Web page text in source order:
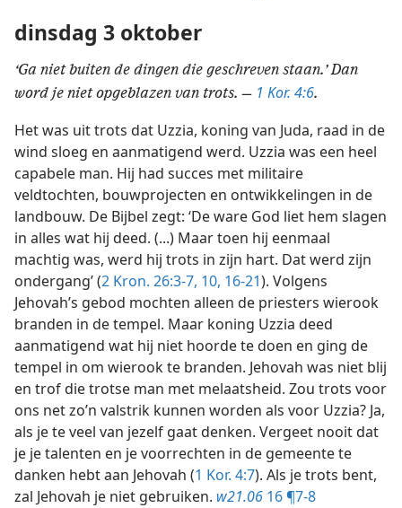
dinsdag 3 oktober
‘Ga niet buiten de dingen die geschreven staan.’ Dan
word je niet opgeblazen van trots. — 1 Kor. 4:6.
Het was uit trots dat Uzzia, koning van Juda, raad in de
wind sloeg en aanmatigend werd. Uzzia was een heel
capabele man. Hij had succes met militaire
veldtochten, bouwprojecten en ontwikkelingen in de
landbouw. De Bijbel zegt: ‘De ware God liet hem slagen
in alles wat hij deed. (...) Maar toen hij eenmaal
machtig was, werd hij trots in zijn hart. Dat werd zijn
ondergang’ (2 Kron. 26:3-7, 10, 16-21). Volgens
Jehovah’s gebod mochten alleen de priesters wierook
branden in de tempel. Maar koning Uzzia deed
aanmatigend wat hij niet hoorde te doen en ging de
tempel in om wierook te branden. Jehovah was niet blij
en trof die trotse man met melaatsheid. Zou trots voor
ons net zo’n valstrik kunnen worden als voor Uzzia? Ja,
als je te veel van jezelf gaat denken. Vergeet nooit dat
je je talenten en je voorrechten in de gemeente te
danken hebt aan Jehovah (1 Kor. 4:7). Als je trots bent,
zal Jehovah je niet gebruiken. w21.06 16 ¶7-8